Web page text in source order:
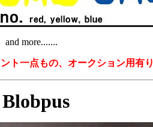
and more.......
ト一点もの、オークション用有り
Blobpus